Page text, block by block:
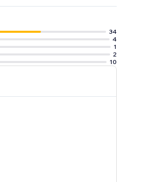
34
4
1
2
10